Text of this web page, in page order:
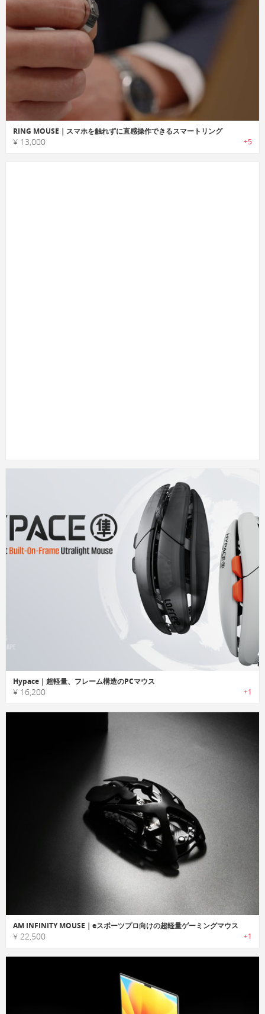
RING MOUSE｜スマホを触れずに直感操作できるスマートリング
¥ 13,000 +5
Hypace｜超軽量、フレーム構造のPCマウス
¥ 16,200 +1
AM INFINITY MOUSE｜eスポーツプロ向けの超軽量ゲーミングマウス
¥ 22,500 +1